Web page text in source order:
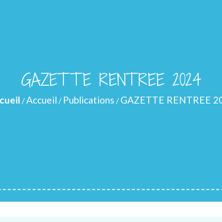
GAZETTE RENTREE 2024
/Accueil / Publications / GAZETTE RENTREE